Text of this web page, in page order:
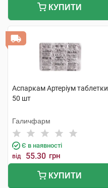
КУПИТИ
Аспаркам Артеріум таблетки
50 шт
Галичфарм
Є в наявності
від 55.30 грн
КУПИТИ